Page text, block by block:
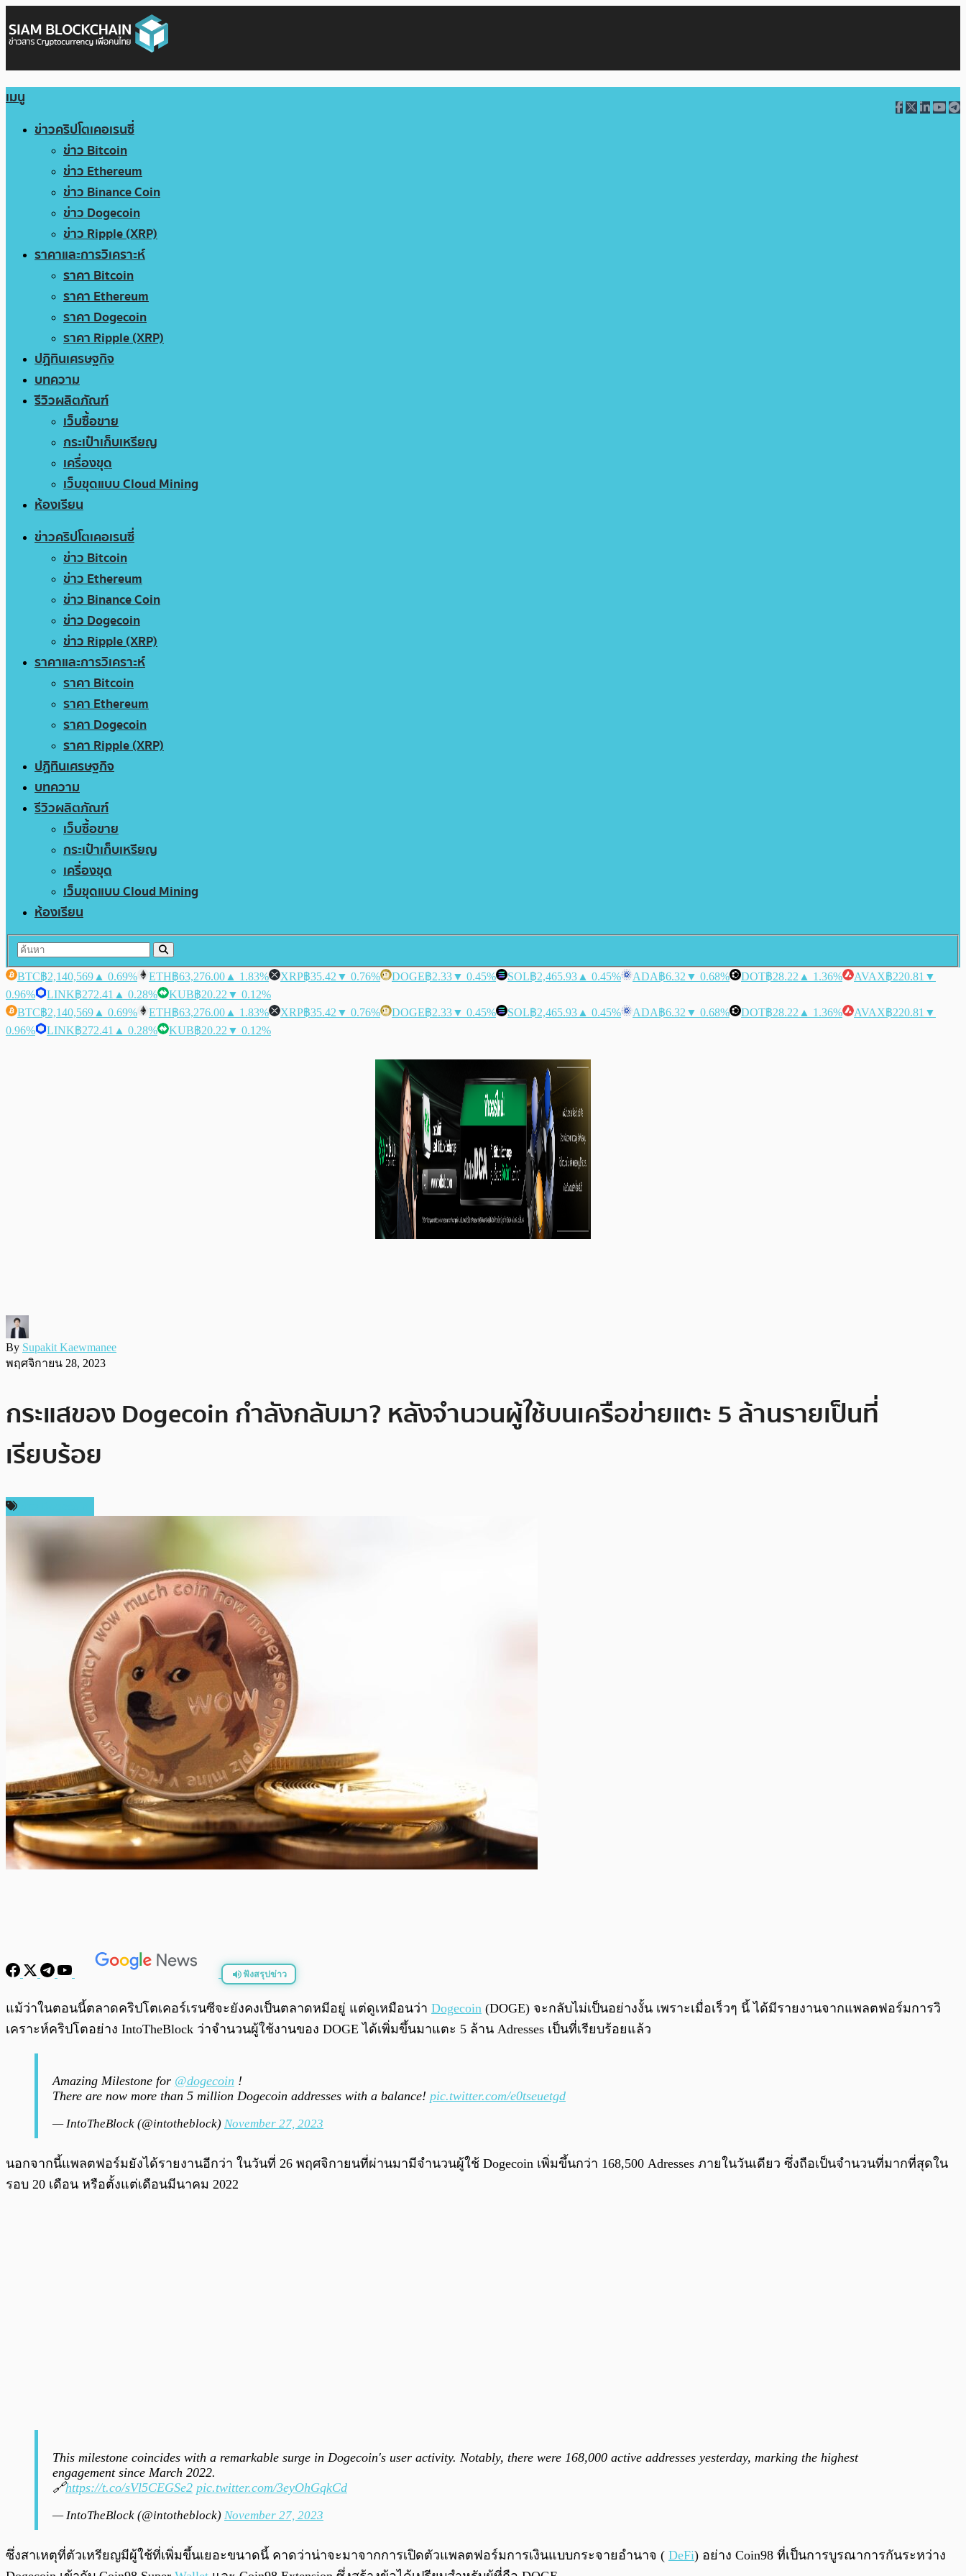
เมนู
ข่าวคริปโตเคอเรนซี่
ข่าว Bitcoin
ข่าว Ethereum
ข่าว Binance Coin
ข่าว Dogecoin
ข่าว Ripple (XRP)
ราคาและการวิเคราะห์
ราคา Bitcoin
ราคา Ethereum
ราคา Dogecoin
ราคา Ripple (XRP)
ปฏิทินเศรษฐกิจ
บทความ
รีวิวผลิตภัณฑ์
เว็บซื้อขาย
กระเป๋าเก็บเหรียญ
เครื่องขุด
เว็บขุดแบบ Cloud Mining
ห้องเรียน
ข่าวคริปโตเคอเรนซี่
ข่าว Bitcoin
ข่าว Ethereum
ข่าว Binance Coin
ข่าว Dogecoin
ข่าว Ripple (XRP)
ราคาและการวิเคราะห์
ราคา Bitcoin
ราคา Ethereum
ราคา Dogecoin
ราคา Ripple (XRP)
ปฏิทินเศรษฐกิจ
บทความ
รีวิวผลิตภัณฑ์
เว็บซื้อขาย
กระเป๋าเก็บเหรียญ
เครื่องขุด
เว็บขุดแบบ Cloud Mining
ห้องเรียน
BTC฿2,140,569 ▲ 0.69% ETH฿63,276.00 ▲ 1.83% XRP฿35.42 ▼ 0.76% DOGE฿2.33▼ 0.45% SOL฿2,465.93 ▲ 0.45% ADA฿6.32 ▼ 0.68% DOT฿28.22 ▲ 1.36% AVAX฿220.81 ▼
0.96%
LINK฿272.41 ▲ 0.28% KUB฿20.22 ▼ 0.12%
BTC฿2,140,569 ▲ 0.69% ETH฿63,276.00 ▲ 1.83% XRP฿35.42 ▼ 0.76% DOGE฿2.33▼ 0.45% SOL฿2,465.93 ▲ 0.45% ADA฿6.32 ▼ 0.68% DOT฿28.22 ▲ 1.36% AVAX฿220.81 ▼
0.96%
LINK฿272.41 ▲ 0.28% KUB฿20.22 ▼ 0.12%
By Supakit Kaewmanee
พฤศจิกายน 28, 2023
กระแสของ Dogecoin กำลังกลับมา? หลังจำนวนผู้ใช้บนเครือข่ายแตะ 5 ล้านรายเป็นที่
เรียบร้อย
ฟังสรุปข่าว
/ 0:00
แม้ว่าในตอนนี้ตลาดคริปโตเคอร์เรนซีจะยังคงเป็นตลาดหมีอยู่ แต่ดูเหมือนว่า Dogecoin (DOGE) จะกลับไม่เป็นอย่างงั้น เพราะเมื่อเร็วๆ นี้ ได้มีรายงานจากแพลตฟอร์มการวิ
เคราะห์คริปโตอย่าง IntoTheBlock ว่าจำนวนผู้ใช้งานของ DOGE ได้เพิ่มขึ้นมาแตะ 5 ล้าน Adresses เป็นที่เรียบร้อยแล้ว
Amazing Milestone for @dogecoin !
There are now more than 5 million Dogecoin addresses with a balance! pic.twitter.com/e0tseuetgd
— IntoTheBlock (@intotheblock) November 27, 2023
นอกจากนี้แพลตฟอร์มยังได้รายงานอีกว่า ในวันที่ 26 พฤศจิกายนที่ผ่านมามีจำนวนผู้ใช้ Dogecoin เพิ่มขึ้นกว่า 168,500 Adresses ภายในวันเดียว ซึ่งถือเป็นจำนวนที่มากที่สุดใน
รอบ 20 เดือน หรือตั้งแต่เดือนมีนาคม 2022
This milestone coincides with a remarkable surge in Dogecoin's user activity. Notably, there were 168,000 active addresses yesterday, marking the highest
engagement since March 2022.
🔗https://t.co/sVl5CEGSe2 pic.twitter.com/3eyOhGqkCd
— IntoTheBlock (@intotheblock) November 27, 2023
ซึ่งสาเหตุที่ตัวเหรียญมีผู้ใช้ที่เพิ่มขึ้นเยอะขนาดนี้ คาดว่าน่าจะมาจากการเปิดตัวแพลตฟอร์มการเงินแบบกระจายอำนาจ ( DeFi) อย่าง Coin98 ที่เป็นการบูรณาการกันระหว่าง